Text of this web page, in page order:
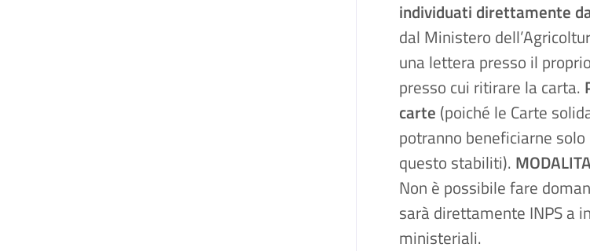
individuati direttamente
dal Ministero
una lettera presso il
presso cui ritirare la carta.
carte (poiché le Carte
potranno beneficiarne
questo stabiliti).
Non è possibile fare
sarà direttamente INPS a
ministeriali.